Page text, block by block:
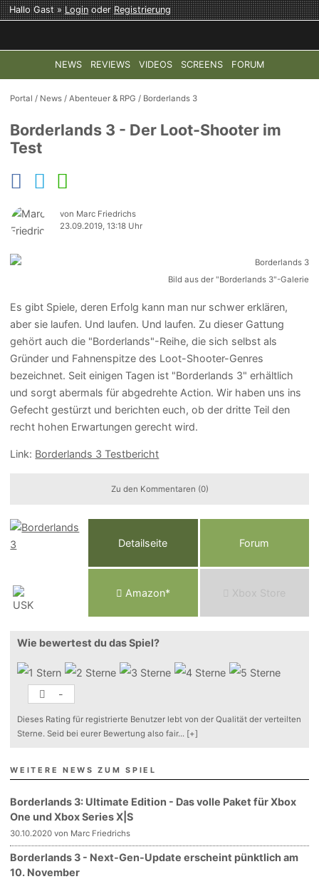
Hallo Gast »LoginoderRegistrierung
NEWS REVIEWS VIDEOS SCREENS FORUM
TOP-THEMEN: COD: MODERN WARFARE 4 HALO:
Portal / News /Abenteuer & RPG / Borderlands 3
Borderlands 3 - Der Loot-Shooter im
Test
von Marc Friedrichs
23.09.2019, 13:18 Uhr
Bild aus der "Borderlands 3"-Galerie
Es gibt Spiele, deren Erfolg kann man nur schwer erklären,
aber sie laufen. Und laufen. Und laufen. Zu dieser Gattung
gehört auch die "Borderlands"-Reihe, die sich selbst als
Gründer und Fahnenspitze des Loot-Shooter-Genres
bezeichnet. Seit einigen Tagen ist "Borderlands 3" erhältlich
und sorgt abermals für abgedrehte Action. Wir haben uns ins
Gefecht gestürzt und berichten euch, ob der dritte Teil den
recht hohen Erwartungen gerecht wird.
Link: Borderlands 3 Testbericht
Zu den Kommentaren (0)
Detailseite Forum
Amazon* Xbox Store
Wie bewertest du das Spiel?
-
Dieses Rating für registrierte Benutzer lebt von der Qualität der verteilten
Sterne. Seid bei eurer Bewertung also fair... [+]
WEITERE NEWS ZUM SPIEL
Borderlands 3: Ultimate Edition - Das volle Paket für Xbox
One und Xbox Series X|S
30.10.2020 von Marc Friedrichs
Borderlands 3 - Next-Gen-Update erscheint pünktlich am
10. November